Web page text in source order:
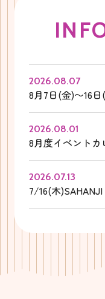
IN F
2026.08.07
8月7日(金)〜16
2026.08.01
8月度イベントカ
2026.07.13
7/16(木